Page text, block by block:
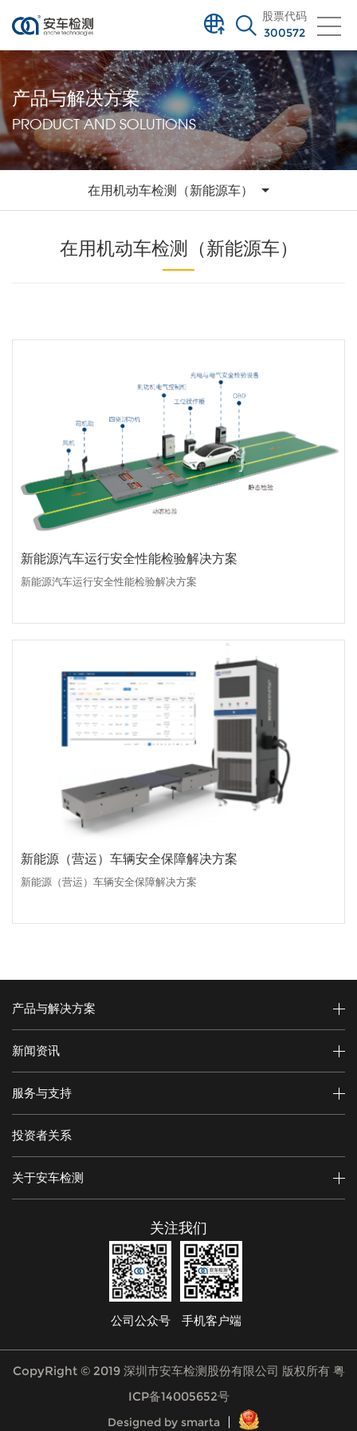
股票代码
300572
产品与解决方案
PRODUCT AND SOLUTIONS
在用机动车检测（新能源车）
在用机动车检测（新能源车）
新能源汽车运行安全性能检验解决方案
新能源汽车运行安全性能检验解决方案
新能源（营运）车辆安全保障解决方案
新能源（营运）车辆安全保障解决方案
产品与解决方案
新闻资讯
服务与支持
投资者关系
关于安车检测
关注我们
公司公众号 手机客户端
CopyRight © 2019 深圳市安车检测股份有限公司 版权所有 粤
ICP备14005652号
Designed by smarta